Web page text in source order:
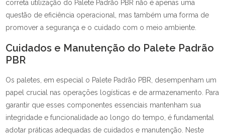
correta utilização do Palete Padrão PBR não é apenas uma
questão de eficiência operacional, mas também uma forma de
promover a segurança e o cuidado com o meio ambiente.
Cuidados e Manutenção do Palete Padrão
PBR
Os paletes, em especial o Palete Padrão PBR, desempenham um
papel crucial nas operações logísticas e de armazenamento. Para
garantir que esses componentes essenciais mantenham sua
integridade e funcionalidade ao longo do tempo, é fundamental
adotar práticas adequadas de cuidados e manutenção. Neste